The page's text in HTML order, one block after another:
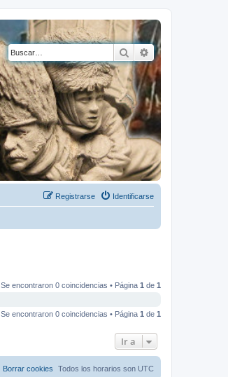
BuscarBúsqueda
Identificarse
Registrarse
Se encontraron 0 coincidencias • Página 1 de 1
Se encontraron 0 coincidencias • Página 1 de 1
Ir a
Todos los horarios son UTC
Borrar cookies